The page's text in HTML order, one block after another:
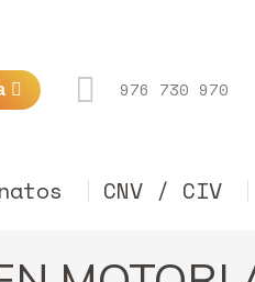
976 730 970
CNV / CIV